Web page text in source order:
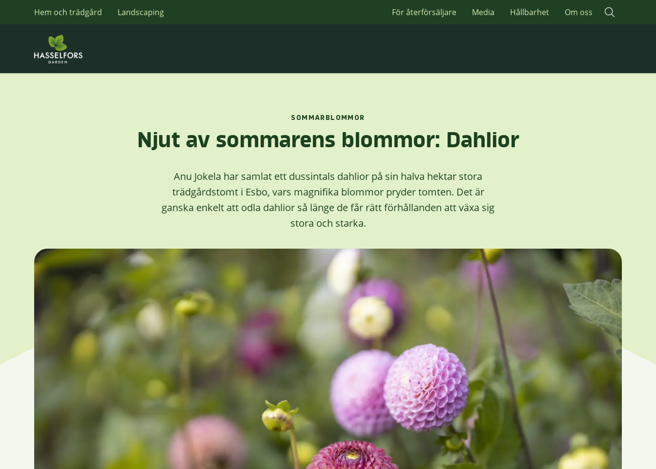
Hem och trädgård Landscaping För återförsäljare Media Hållbarhet Om oss
SOMMARBLOMMOR
Njut av sommarens blommor: Dahlior
Anu Jokela har samlat ett dussintals dahlior på sin halva hektar stora
trädgårdstomt i Esbo, vars magnifika blommor pryder tomten. Det är
ganska enkelt att odla dahlior så länge de får rätt förhållanden att växa sig
stora och starka.